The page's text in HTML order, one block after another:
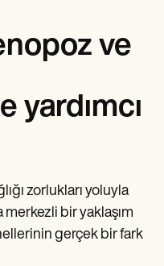
ve
yardımcı
zorlukları yoluyla
bir yaklaşım
gerçek bir fark